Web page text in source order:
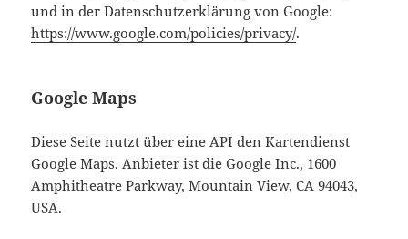
und in der Datenschutzerklärung von Google:
https://www.google.com/policies/privacy/.
Google Maps
Diese Seite nutzt über eine API den Kartendienst
Google Maps. Anbieter ist die Google Inc., 1600
Amphitheatre Parkway, Mountain View, CA 94043,
USA.